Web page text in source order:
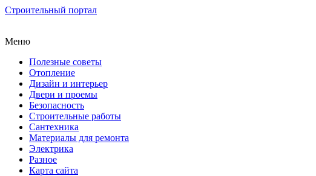
Строительный портал
Меню
Полезные советы
Отопление
Дизайн и интерьер
Двери и проемы
Безопасность
Строительные работы
Сантехника
Материалы для ремонта
Электрика
Разное
Карта сайта